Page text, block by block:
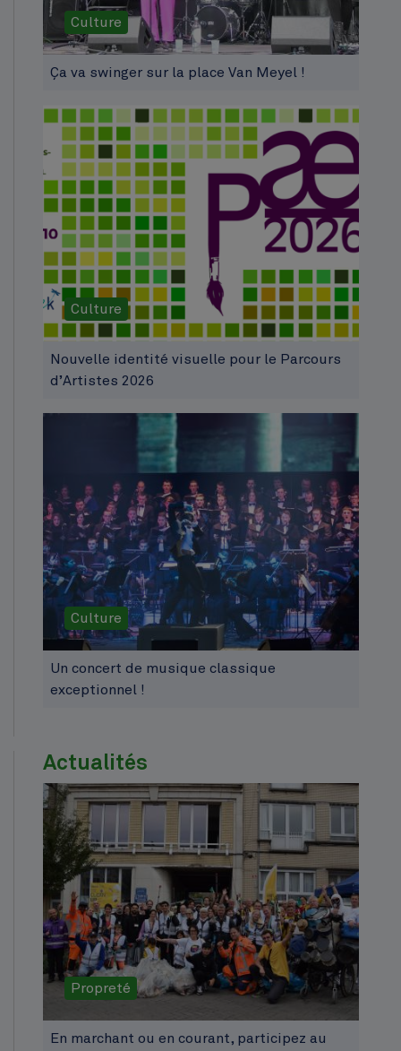
Culture
Ça va swinger sur la place Van Meyel !
Culture
Nouvelle identité visuelle pour le Parcours
d’Artistes 2026
Culture
Un concert de musique classique
exceptionnel !
Actualités
Propreté
En marchant ou en courant, participez au